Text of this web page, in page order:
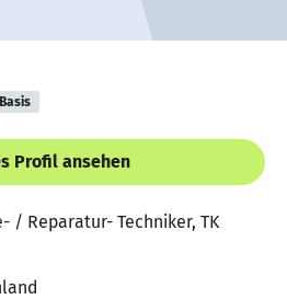
Basis
Profil ansehen
/ Reparatur- Techniker, TK